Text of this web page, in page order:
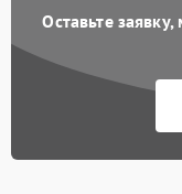
Образование
Сбой в работе
работе
Оставьте